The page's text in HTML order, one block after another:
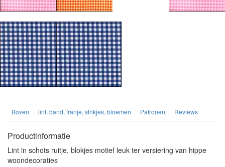
Boven lint, band, franje, strikjes, bloemen Patronen Reviews
Productinformatie
Lint in schots ruitje, blokjes motief leuk ter versiering van hippe
woondecoraties